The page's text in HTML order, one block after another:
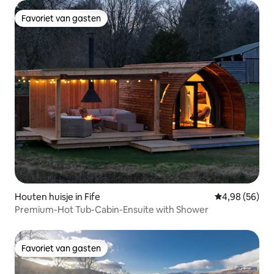
Favoriet van gasten
Favoriet van gasten
Houten huisje in Fife Gemiddelde
4,98 (56)
Premium-Hot Tub-Cabin-Ensuite with Shower
Favoriet van gasten
Favoriet van gasten